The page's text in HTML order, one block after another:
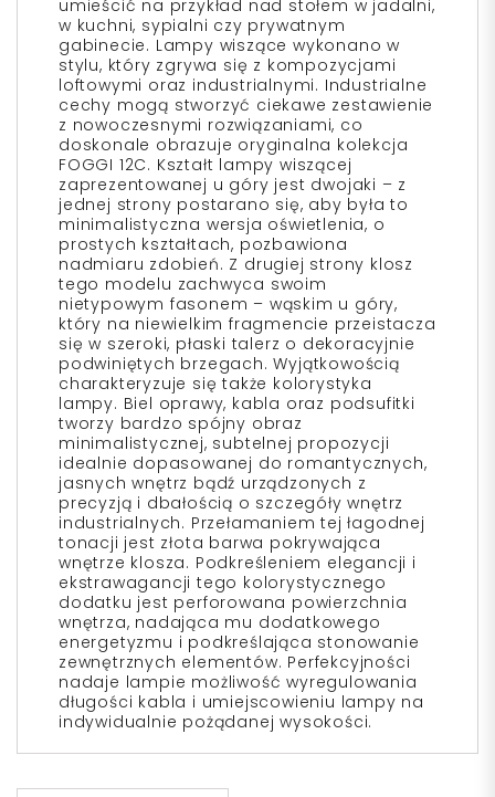
umieścić na przykład nad stołem w jadalni,
w kuchni, sypialni czy prywatnym
gabinecie. Lampy wiszące wykonano w
stylu, który zgrywa się z kompozycjami
loftowymi oraz industrialnymi. Industrialne
cechy mogą stworzyć ciekawe zestawienie
z nowoczesnymi rozwiązaniami, co
doskonale obrazuje oryginalna kolekcja
FOGGI 12C. Kształt lampy wiszącej
zaprezentowanej u góry jest dwojaki – z
jednej strony postarano się, aby była to
minimalistyczna wersja oświetlenia, o
prostych kształtach, pozbawiona
nadmiaru zdobień. Z drugiej strony klosz
tego modelu zachwyca swoim
nietypowym fasonem – wąskim u góry,
który na niewielkim fragmencie przeistacza
się w szeroki, płaski talerz o dekoracyjnie
podwiniętych brzegach. Wyjątkowością
charakteryzuje się także kolorystyka
lampy. Biel oprawy, kabla oraz podsufitki
tworzy bardzo spójny obraz
minimalistycznej, subtelnej propozycji
idealnie dopasowanej do romantycznych,
jasnych wnętrz bądź urządzonych z
precyzją i dbałością o szczegóły wnętrz
industrialnych. Przełamaniem tej łagodnej
tonacji jest złota barwa pokrywająca
wnętrze klosza. Podkreśleniem elegancji i
ekstrawagancji tego kolorystycznego
dodatku jest perforowana powierzchnia
wnętrza, nadająca mu dodatkowego
energetyzmu i podkreślająca stonowanie
zewnętrznych elementów. Perfekcyjności
nadaje lampie możliwość wyregulowania
długości kabla i umiejscowieniu lampy na
indywidualnie pożądanej wysokości.